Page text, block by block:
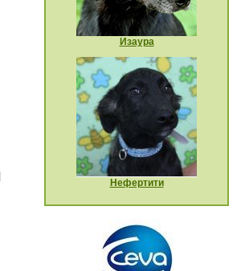
Изаура
Нефертити